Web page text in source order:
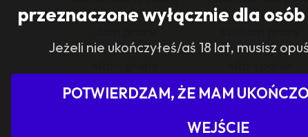
przeznaczone wyłącznie dla
Jeżeli nie ukończyłeś/aś 18 lat, musisz
POTWIERDZAM, ŻE MAM
WEJŚCIE
Pokaż tylko ogłoszenia z